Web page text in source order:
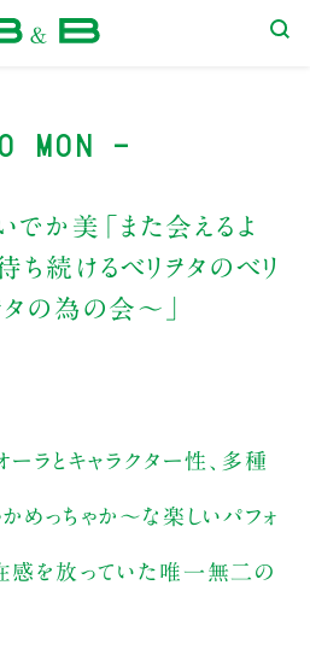
Mon -
か美「また会えるよ
続けるベリヲタのベリ
タの為の会〜」
ーラとキャラクター性、多種
めっちゃか〜な楽しいパフォ
感を放っていた唯一無二の